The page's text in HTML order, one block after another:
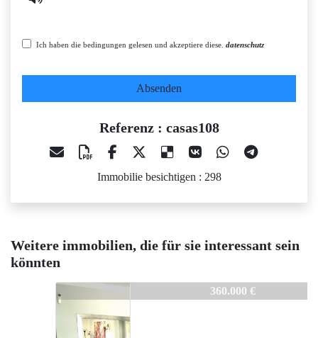
Ich haben die bedingungen gelesen und akzeptiere diese. datenschutz
Absenden
Referenz : casas108
Immobilie besichtigen : 298
Weitere immobilien, die für sie interessant sein
könnten
casas108